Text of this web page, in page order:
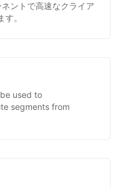
ントで高速なクライア
。
used to
segments from